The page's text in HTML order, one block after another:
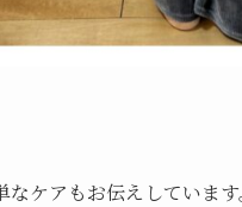
ケアもお伝えしています